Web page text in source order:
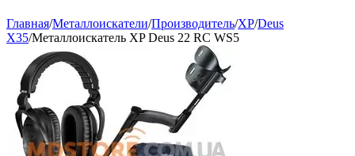
Главная/Металлоискатели/Производитель/XP/Deus
X35/Металлоискатель XP Deus 22 RC WS5